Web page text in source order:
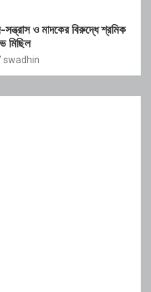
সন্ত্রাস ও মাদকের বিরুদ্ধে শ্রমিক
মিছিল
swadhin